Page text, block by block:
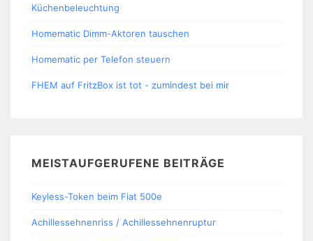
Küchenbeleuchtung
Homematic Dimm-Aktoren tauschen
Homematic per Telefon steuern
FHEM auf FritzBox ist tot - zumindest bei mir
MEISTAUFGERUFENE BEITRÄGE
Keyless-Token beim Fiat 500e
Achillessehnenriss / Achillessehnenruptur